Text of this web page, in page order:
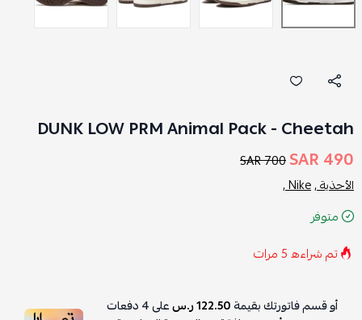
DUNK LOW PRM Animal Pack - Cheetah
490 SAR
700 SAR
الأحذية ,Nike ,
متوفر
تم شراءه5مرات
أو قسم فاتورتك بقيمة122.50 ر.س على4دفعات